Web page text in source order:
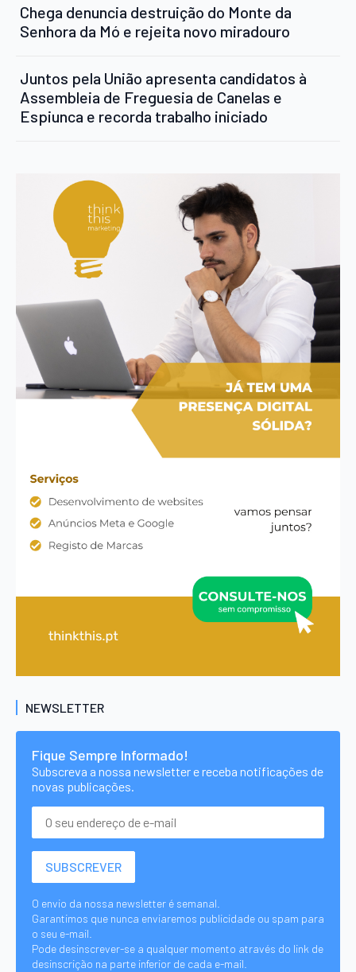
Chega denuncia destruição do Monte da
Senhora da Mó e rejeita novo miradouro
Juntos pela União apresenta candidatos à
Assembleia de Freguesia de Canelas e
Espiunca e recorda trabalho iniciado
NEWSLETTER
Fique Sempre Informado!
Subscreva a nossa newsletter e receba notificações de
novas publicações.
O envio da nossa newsletter é semanal.
Garantimos que nunca enviaremos publicidade ou spam para
o seu e-mail.
Pode desinscrever-se a qualquer momento através do link de
desinscrição na parte inferior de cada e-mail.